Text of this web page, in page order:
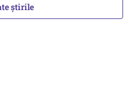
știrile